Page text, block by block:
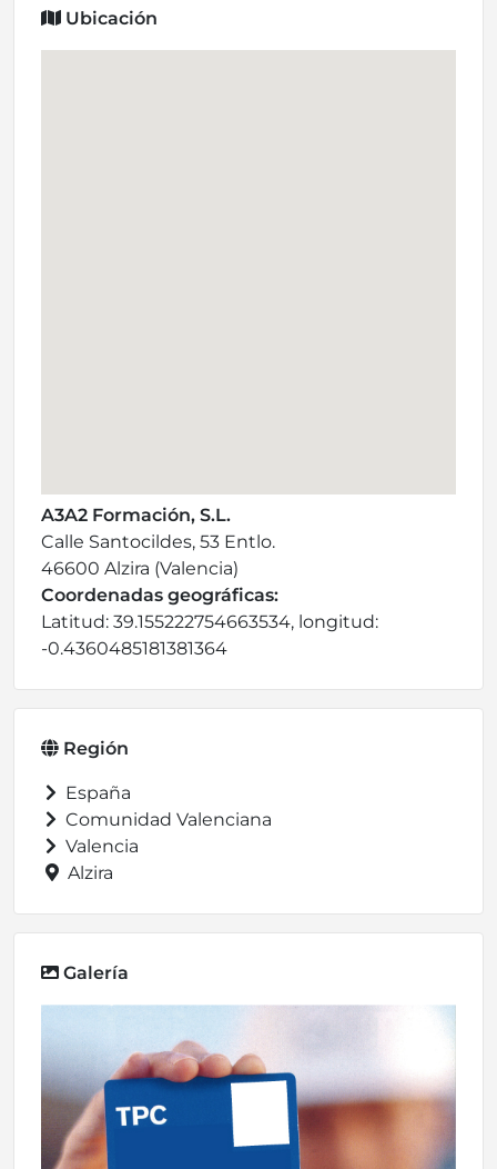
Ubicación
A3A2 Formación, S.L.
Calle Santocildes, 53 Entlo.
46600 Alzira (Valencia)
Coordenadas geográficas:
Latitud: 39.155222754663534, longitud:
-0.4360485181381364
Región
España
Comunidad Valenciana
Valencia
Alzira
Galería